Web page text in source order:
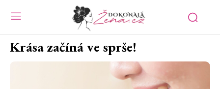
Krása začíná ve sprše!